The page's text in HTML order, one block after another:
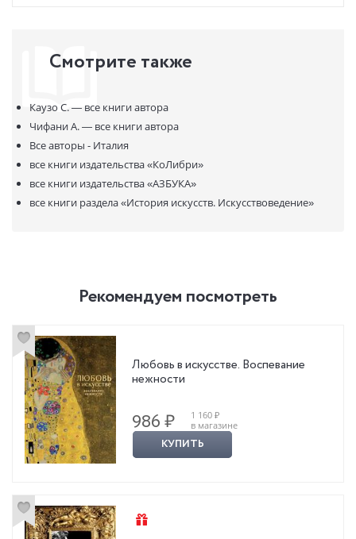
Смотрите также
Каузо С. — все книги автора
Чифани А. — все книги автора
Все авторы - Италия
все книги издательства«КоЛибри»
все книги издательства«АЗБУКА»
все книги раздела«История искусств. Искусствоведение»
Рекомендуем посмотреть
Любовь в искусстве. Воспевание
нежности
986 ₽
1 160 ₽
в магазине
КУПИТЬ